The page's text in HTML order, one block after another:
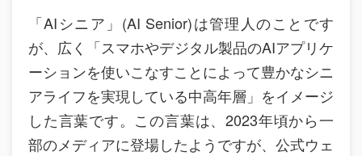
「AIシニア」(AI Senior)は管理人のことです
が、広く「スマホやデジタル製品のAIアプリケ
ーションを使いこなすことによって豊かなシニ
アライフを実現している中高年層」をイメージ
した言葉です。この言葉は、2023年頃から一
部のメディアに登場したようですが、公式ウェ